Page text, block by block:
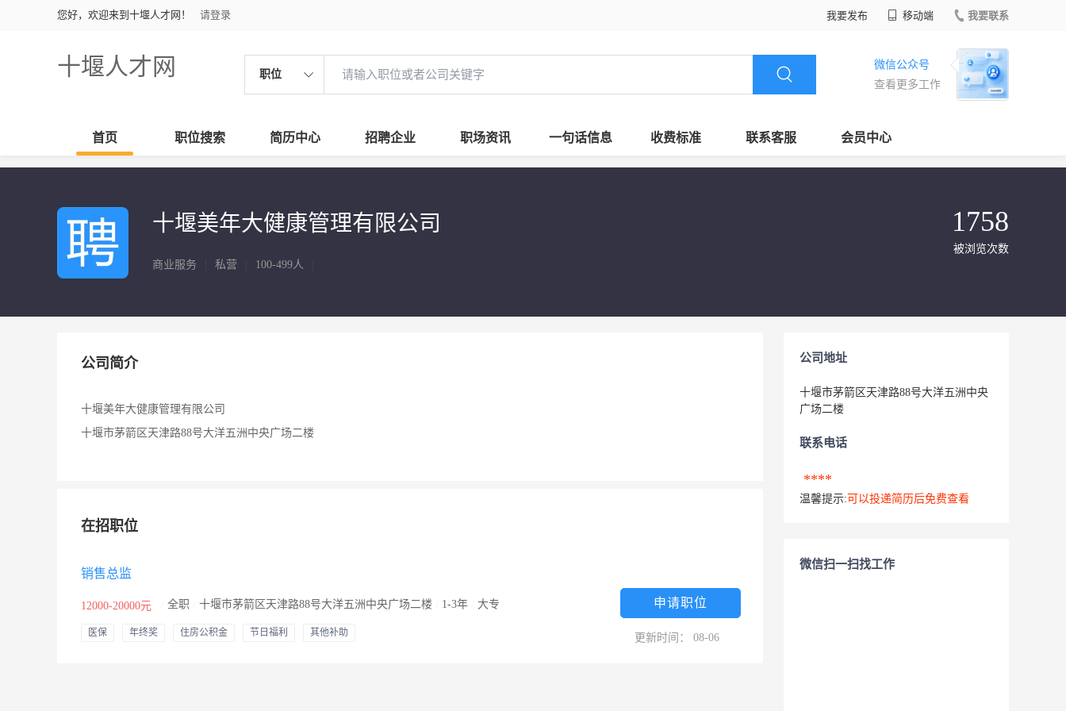
您好，欢迎来到十堰人才网！ 请登录 我要发布 移动端 我要联系
十堰人才网 职位
微信公众号
查看更多工作
首页 职位搜索 简历中心 招聘企业 职场资讯 一句话信息 收费标准 联系客服 会员中心
十堰美年大健康管理有限公司
商业服务 私营 100-499人
1758
被浏览次数
公司简介
十堰美年大健康管理有限公司
十堰市茅箭区天津路88号大洋五洲中央广场二楼
在招职位
销售总监
12000-20000元 全职 十堰市茅箭区天津路88号大洋五洲中央广场二楼 1-3年 大专
医保 年终奖 住房公积金 节日福利 其他补助
申请职位
更新时间： 08-06
公司地址
十堰市茅箭区天津路88号大洋五洲中央
广场二楼
联系电话
****
温馨提示: 可以投递简历后免费查看
微信扫一扫找工作